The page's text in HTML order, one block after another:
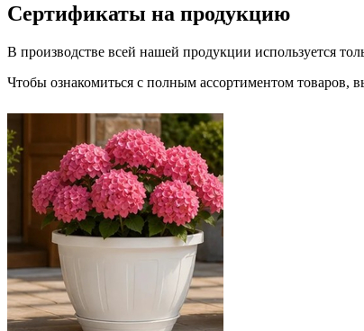
Сертификаты на продукцию
В производстве всей нашей продукции используется
Чтобы ознакомиться с полным ассортиментом товаров,